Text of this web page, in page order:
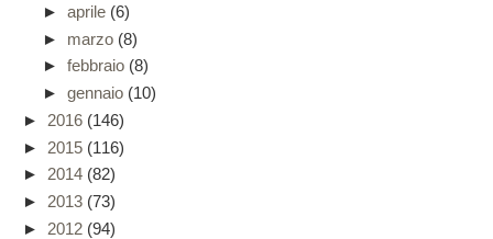
► aprile (6)
► marzo (8)
► febbraio (8)
► gennaio (10)
► 2016 (146)
► 2015 (116)
► 2014 (82)
► 2013 (73)
► 2012 (94)